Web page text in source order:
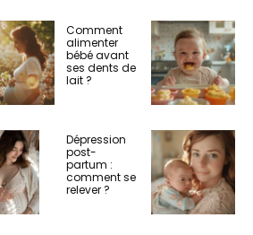
Comment
alimenter
bébé avant
ses dents de
lait ?
Dépression
post-
partum :
comment se
relever ?